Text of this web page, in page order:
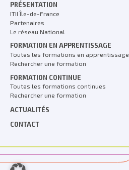
PRÉSENTATION
ITII Île-de-France
Partenaires
Le réseau National
FORMATION EN APPRENTISSAGE
Toutes les formations en apprentissage
Rechercher une formation
FORMATION CONTINUE
Toutes les formations continues
Rechercher une formation
ACTUALITÉS
CONTACT